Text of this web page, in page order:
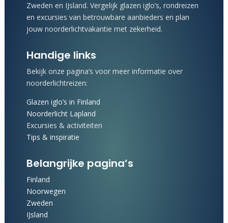
Zweden en IJsland. Vergelijk glazen iglo’s, rondreizen
en excursies van betrouwbare aanbieders en plan
jouw noorderlichtvakantie met zekerheid.
Handige links
Bekijk onze pagina’s voor meer informatie over
noorderlichtreizen:
Glazen iglo’s in Finland
Noorderlicht Lapland
Excursies & activiteiten
Tips & inspiratie
Belangrijke pagina’s
Finland
Noorwegen
Zweden
IJsland